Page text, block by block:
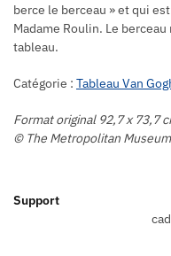
berce le berceau » et qui
Madame Roulin. Le
tableau.
Catégorie : Tableau Van
Format original 92,7 x 73,7
© The Metropolitan
Support